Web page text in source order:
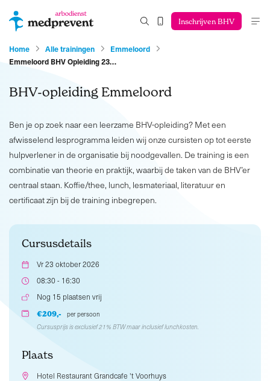
Inschrijven BHV
Home Alle trainingen
Emmeloord
Emmeloord BHV Opleiding 23…
BHV-opleiding Emmeloord
Ben je op zoek naar een leerzame BHV-opleiding? Met een
afwisselend lesprogramma leiden wij onze cursisten op tot eerste
hulpverlener in de organisatie bij noodgevallen. De training is een
combinatie van theorie en praktijk, waarbij de taken van de BHV’er
centraal staan. Koffie/thee, lunch, lesmateriaal, literatuur en
certificaat zijn bij de training inbegrepen.
Cursusdetails
Vr 23 oktober 2026
08:30 - 16:30
Nog 15 plaatsen vrij
€209,-
per persoon
Cursusprijs is exclusief 21% BTW maar inclusief lunchkosten.
Plaats
Hotel Restaurant Grandcafe 't Voorhuys